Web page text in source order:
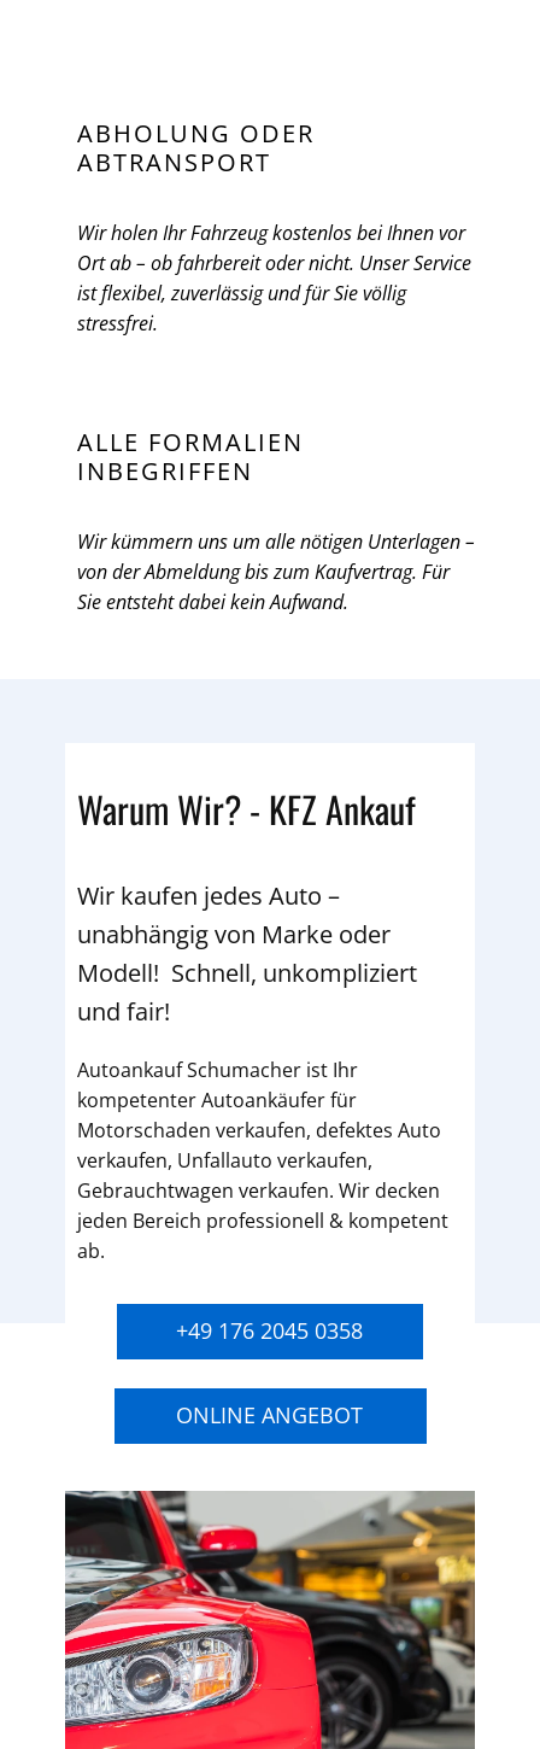
ABHOLUNG ODER
ABTRANSPORT
Wir holen Ihr Fahrzeug kostenlos bei Ihnen vor
Ort ab – ob fahrbereit oder nicht. Unser Service
ist flexibel, zuverlässig und für Sie völlig
stressfrei.
ALLE FORMALIEN
INBEGRIFFEN
Wir kümmern uns um alle nötigen Unterlagen –
von der Abmeldung bis zum Kaufvertrag. Für
Sie entsteht dabei kein Aufwand.
Warum Wir? - KFZ Ankauf
Wir kaufen jedes Auto –
unabhängig von Marke oder
Modell! Schnell, unkompliziert
und fair!
Autoankauf Schumacher ist Ihr
kompetenter Autoankäufer für
Motorschaden verkaufen, defektes Auto
verkaufen, Unfallauto verkaufen,
Gebrauchtwagen verkaufen. Wir decken
jeden Bereich professionell & kompetent
ab.
+49 176 2045 0358
ONLINE ANGEBOT